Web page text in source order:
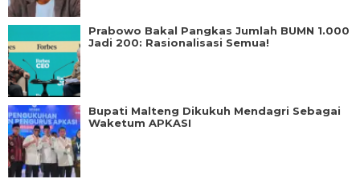
Prabowo Bakal Pangkas Jumlah BUMN 1.000
Jadi 200: Rasionalisasi Semua!
Bupati Malteng Dikukuh Mendagri Sebagai
Waketum APKASI